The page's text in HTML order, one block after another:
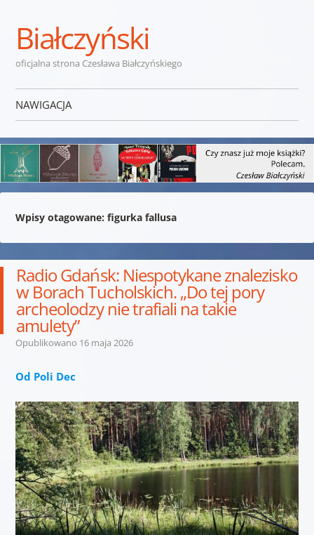
Białczyński
oficjalna strona Czesława Białczyńskiego
NAWIGACJA
Wpisy otagowane: figurka fallusa
Radio Gdańsk: Niespotykane znalezisko
w Borach Tucholskich. „Do tej pory
archeolodzy nie trafiali na takie
amulety”
Opublikowano 16 maja 2026
Od Poli Dec